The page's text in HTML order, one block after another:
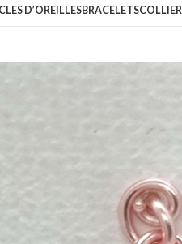
D’OREILLESBRACELETSCOLLIER